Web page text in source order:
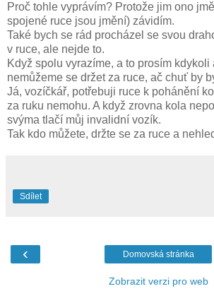
Proč tohle vyprávím? Protože jim ono
spojené ruce jsou jmění) závidím.
Také bych se rád procházel se svou
v ruce, ale nejde to.
Když spolu vyrazíme, a to prosím kdykoli
nemůžeme se držet za ruce, ač chuť by
Já, vozíčkář, potřebuji ruce k pohánění
za ruku nemohu. A když zrovna kola
svýma tlačí můj invalidní vozík.
Tak kdo můžete, držte se za ruce a
Sdílet
‹ Domovská stránka
Zobrazit verzi pro web